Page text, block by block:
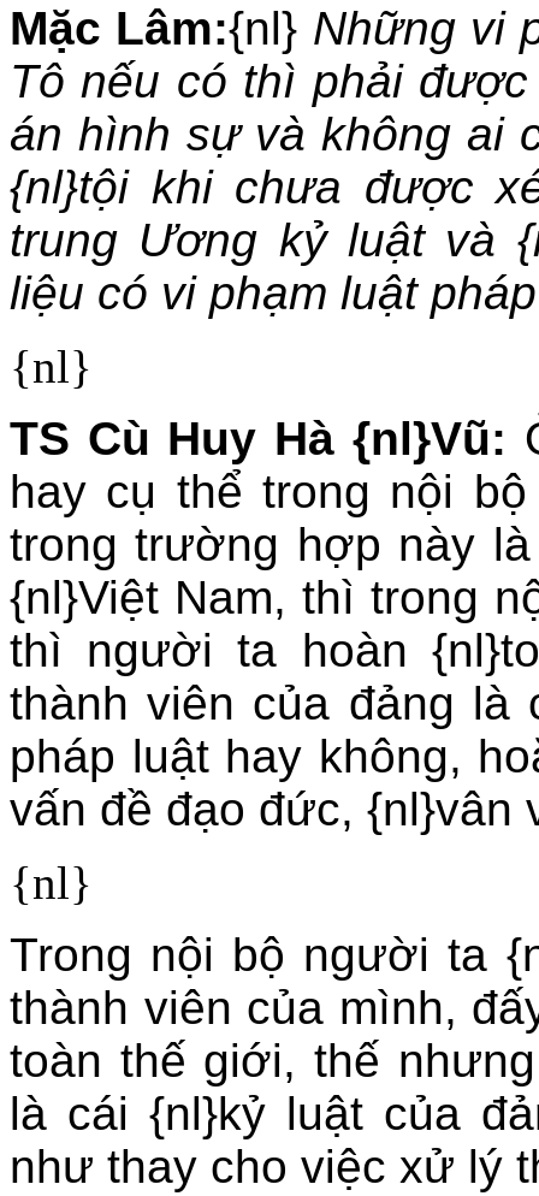
Mặc Lâm:{nl} Những vi
Tô nếu có thì phải
án hình sự và không ai
{nl}tội khi chưa được
trung Ương kỷ luật và
liệu có vi phạm luật
{nl}
TS Cù Huy Hà {nl}Vũ:
hay cụ thể trong nội
trong trường hợp này
{nl}Việt Nam, thì trong
thì người ta hoàn
thành viên của đảng là
pháp luật hay không,
vấn đề đạo đức, {nl}vân
{nl}
Trong nội bộ người ta
thành viên của mình,
toàn thế giới, thế
là cái {nl}kỷ luật của
như thay cho việc xử lý